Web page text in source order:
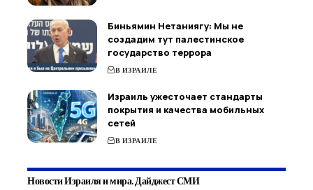
Биньямин Нетаниягу: Мы не
создадим тут палестинское
государство террора
В ИЗРАИЛЕ
Израиль ужесточает стандарты
покрытия и качества мобильных
сетей
В ИЗРАИЛЕ
Новости Израиля и мира. Дайджест СМИ